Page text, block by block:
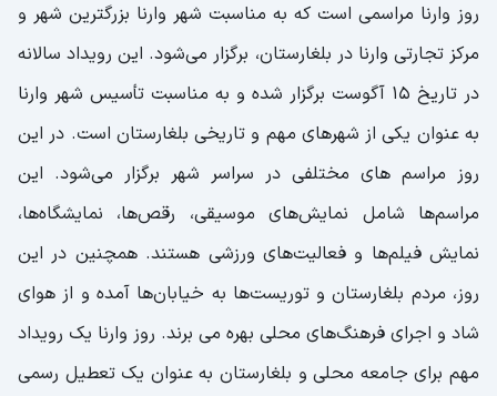
روز وارنا مراسمی است که به مناسبت شهر وارنا بزرگترین شهر و
مرکز تجارتی وارنا در بلغارستان، برگزار می‌شود. این رویداد سالانه
در تاریخ 15 آگوست برگزار شده و به مناسبت تأسیس شهر وارنا
به عنوان یکی از شهرهای مهم و تاریخی بلغارستان است. در این
روز مراسم های مختلفی در سراسر شهر برگزار می‌شود. این
مراسم‌ها شامل نمایش‌های موسیقی، رقص‌ها، نمایشگاه‌ها،
نمایش فیلم‌ها و فعالیت‌های ورزشی هستند. همچنین در این
روز، مردم بلغارستان و توریست‌ها به خیابان‌ها آمده و از هوای
شاد و اجرای فرهنگ‌های محلی بهره می برند. روز وارنا یک رویداد
مهم برای جامعه محلی و بلغارستان به عنوان یک تعطیل رسمی